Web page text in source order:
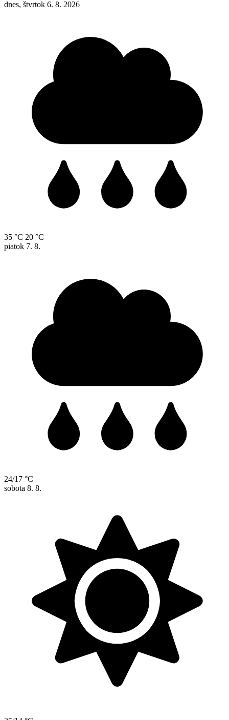
dnes, štvrtok 6. 8. 2026
35 °C 20 °C
piatok 7. 8.
24/17 °C
sobota 8. 8.